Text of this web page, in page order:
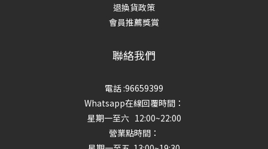
退換貨政策
會員推薦獎賞
聯絡我們
電話 :96659399
Whatsapp在線回覆時間：
星期一至六 12:00~22:00
營業點時間：